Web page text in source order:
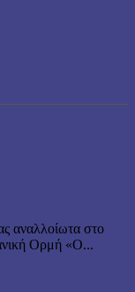
αναλλοίωτα στο
Ορμή «Ο...